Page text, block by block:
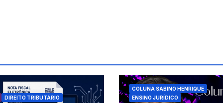
DIREITO TRIBUTÁRIO
COLUNA SABINO HENRIQUE
ENSINO JURÍDICO